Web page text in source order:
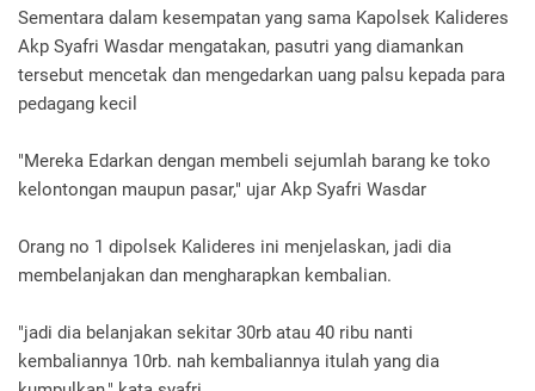
Sementara dalam kesempatan yang sama Kapolsek Kalideres
Akp Syafri Wasdar mengatakan, pasutri yang diamankan
tersebut mencetak dan mengedarkan uang palsu kepada para
pedagang kecil
"Mereka Edarkan dengan membeli sejumlah barang ke toko
kelontongan maupun pasar," ujar Akp Syafri Wasdar
Orang no 1 dipolsek Kalideres ini menjelaskan, jadi dia
membelanjakan dan mengharapkan kembalian.
"jadi dia belanjakan sekitar 30rb atau 40 ribu nanti
kembaliannya 10rb. nah kembaliannya itulah yang dia